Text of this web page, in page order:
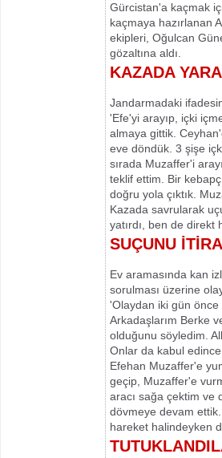
Gürcistan'a kaçmak
kaçmaya hazırlanan
ekipleri, Oğulcan
gözaltına aldı.
KAZADA
Jandarmadaki
'Efe'yi arayıp, içki
almaya gittik.
eve döndük. 3 şişe
sırada Muzaffer'i
teklif ettim. Bir
doğru yola çıktık.
Kazada savrularak
yatırdı, ben de direkt
SUÇUNU
Ev aramasında kan
sorulması üzerine
'Olaydan iki gün önce
Arkadaşlarım Berke
olduğunu söyledim.
Onlar da kabul edince
Efehan Muzaffer'e
geçip, Muzaffer'e
aracı sağa çektim ve
dövmeye devam
hareket halindeyken